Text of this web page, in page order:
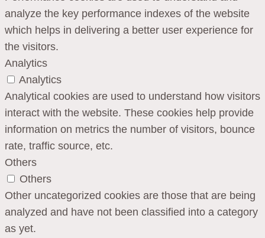
analyze the key performance indexes of the website
which helps in delivering a better user experience for
the visitors.
Analytics
Analytics
Analytical cookies are used to understand how visitors
interact with the website. These cookies help provide
information on metrics the number of visitors, bounce
rate, traffic source, etc.
Others
Others
Other uncategorized cookies are those that are being
analyzed and have not been classified into a category
as yet.